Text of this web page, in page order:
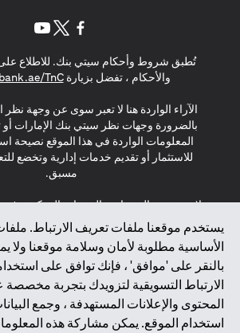
يستخدم موقعنا ملفات تعريف الارتباط.
الأساسية مطلوبة لأمان وسلامة موقعنا ولا
بالنقر على 'موافق' ، فإنك توافق على
الارتباط التسويقية لتزويدك بتجربة مخصصة
المحتوى والإعلانات المستهدفة ، وجمع
استخدام الموقع. يمكن مشاركة هذه
تُطبق شروط وأحكام سيتي بنك. للاطلاع
والأحكام ، تفضل بزيارةTnC
الآراء الواردة هنا لا تعبر سوى عن وجهة نظر
بالضرورة وجهات نظر سيتي بنك الإمارات
المعلومات الواردة في هذا الموقع نصيحة
للاستثمار أو تقديم خدمات إدارية وتخضع
مسبق.
لا يتم تقديم المنتجات والخدمات المذكورة في
المقيمين في الاتحاد الأوروبي أو المنطقة
سويسرا أو غيرنسي أو جيرسي أو موناكو
الفاتيكان أو جزيرة مان أو المملكة المتحدة
(لائحة حماية البيانات العامة \ قانون حماية
العامة \ قانون خصوصية نيوزيلندا).
الصفحة ليس ولا ينبغي تفسيره على أنه عرض
لشراء أو بيع أي من المنتجات والخدمات